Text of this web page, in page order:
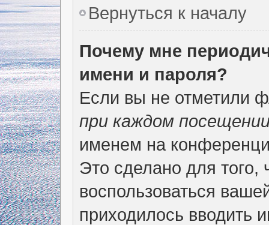
Вернуться к началу
Почему мне
имени и пароля?
Если вы не отметили
при каждом
именем на
Это сделано для того,
воспользоваться
приходилось вводить